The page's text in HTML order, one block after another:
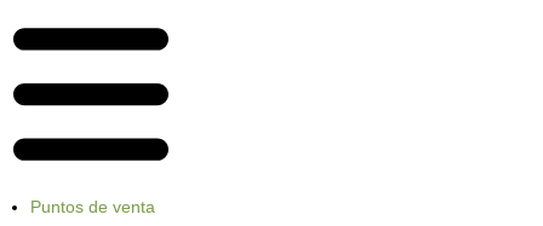
Puntos de venta